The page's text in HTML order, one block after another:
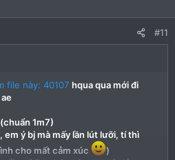
#11
file này: 40107 hqua qua mới đi
1m7)
ý bj mà mấy lần lút lưỡi, tí thì
cho mất cảm xúc
)